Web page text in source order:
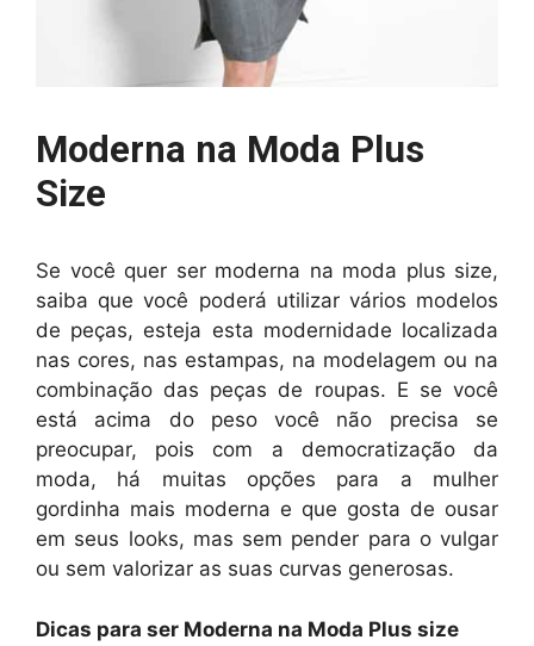
Moderna na Moda Plus
Size
Se você quer ser moderna na moda plus size,
saiba que você poderá utilizar vários modelos
de peças, esteja esta modernidade localizada
nas cores, nas estampas, na modelagem ou na
combinação das peças de roupas. E se você
está acima do peso você não precisa se
preocupar, pois com a democratização da
moda, há muitas opções para a mulher
gordinha mais moderna e que gosta de ousar
em seus looks, mas sem pender para o vulgar
ou sem valorizar as suas curvas generosas.
Dicas para ser Moderna na Moda Plus size